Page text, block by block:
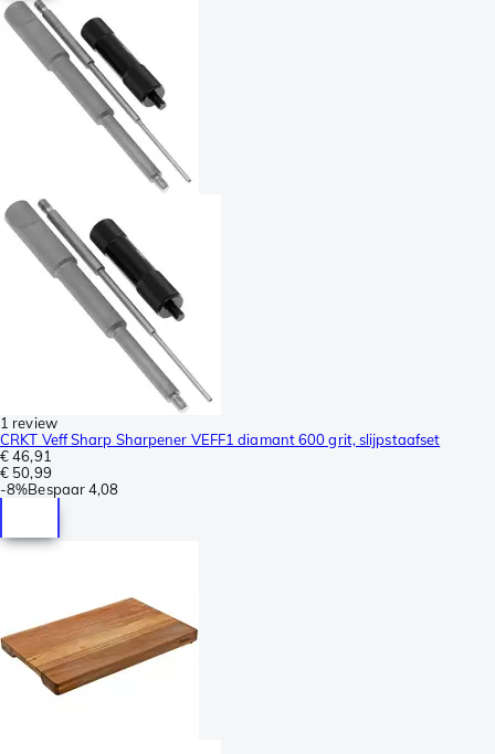
1 review
CRKT Veff Sharp Sharpener VEFF1 diamant 600 grit, slijpstaafset
€ 46,91
€ 50,99
-8%Bespaar4,08